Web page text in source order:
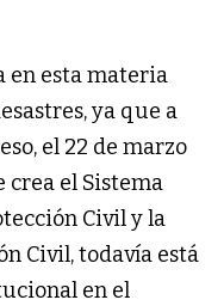
en esta materia
ya que a
el 22 de marzo
crea el Sistema
Civil y la
Civil, todavía está
en el